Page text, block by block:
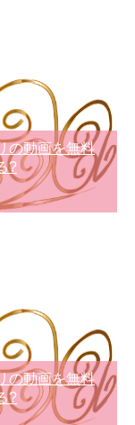
の動画を無料
?
の動画を無料
?